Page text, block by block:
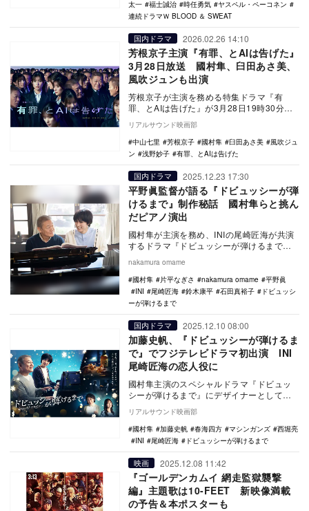
太一
福士誠治 時任勇気
ヤスペル・ペーコネン
連続ドラマＷ BLOOD ＆ SWEAT
国内ドラマ 2026.02.26 14:10
芳根京子主演『有罪、とAIは告げた』
3月28日放送 國村隼、臼田あさ美、
風吹ジュンも出演
芳根京子が主演を務める特集ドラマ『有
罪、とAIは告げた』が3月28日19時30分よ
りNHK BSP4Kで放送されることが決定し、
…
リアルサウンド映画部
中山七里
芳根京子 國村隼 臼田あさ美
風吹ジュ
ン
浅野妙子 有罪、とAIは告げた
国内ドラマ 2025.12.23 17:30
平野眞監督が語る『ドビュッシーが弾
けるまで』制作秘話 國村隼らと挑ん
だピアノ演出
國村隼が主演を務め、INIの尾崎匠海が共演
するドラマ『ドビュッシーが弾けるまで』
され…
nakamura omame
國村隼
片平なぎさ nakamura omame
平野眞
INI
尾崎匠海 鈴木康平 石田真裕子
ドビュッシ
ーが弾けるまで
国内ドラマ 2025.12.10 08:00
加藤史帆、『ドビュッシーが弾けるま
で』でフジテレビドラマ初出演 INI
尾崎匠海の恋人役に
國村隼主演のスペシャルドラマ『ドビュッ
シーが弾けるまで』にデザイナーとして活
躍する28歳のゆりあ役で加藤史帆が出演す
る。あわせて…
リアルサウンド映画部
國村隼
加藤史帆 春海四方 マシンガンズ
西堀亮
INI
尾崎匠海 ドビュッシーが弾けるまで
映画 2025.12.08 11:42
『ゴールデンカムイ 網走監獄襲撃
編』主題歌は10-FEET 新映像満載
の予告＆本ポスターも